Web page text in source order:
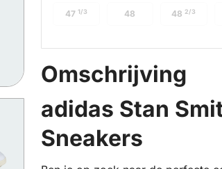
47 1/3 48 482/3
Omschrijving
adidas Stan
Sneakers